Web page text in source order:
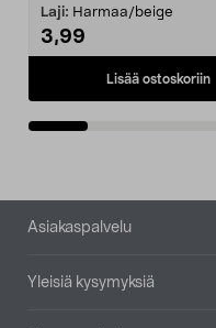
Laji: Harmaa/beige
3,99
Lisää ostoskoriin
Alatunniste
Asiakaspalvelu
Yleisiä kysymyksiä